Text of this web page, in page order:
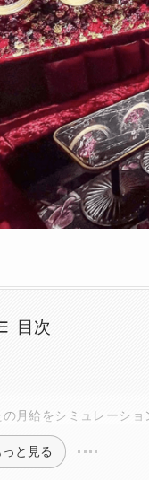
目次
月給をシミュレーショ
っと見る